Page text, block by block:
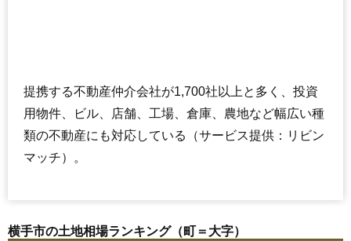
提携する不動産仲介会社が1,700社以上と多く、投資
用物件、ビル、店舗、工場、倉庫、農地など幅広い種
類の不動産にも対応している（サービス提供：リビン
マッチ）。
横手市の土地相場ランキング（町＝大字）